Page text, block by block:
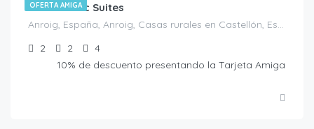
OFERTA AMIGA
Casa Rustic Suites
Anroig, España, Anroig, Casas rurales en Castellón, España
2
2
4
10% de descuento presentando la Tarjeta Amiga